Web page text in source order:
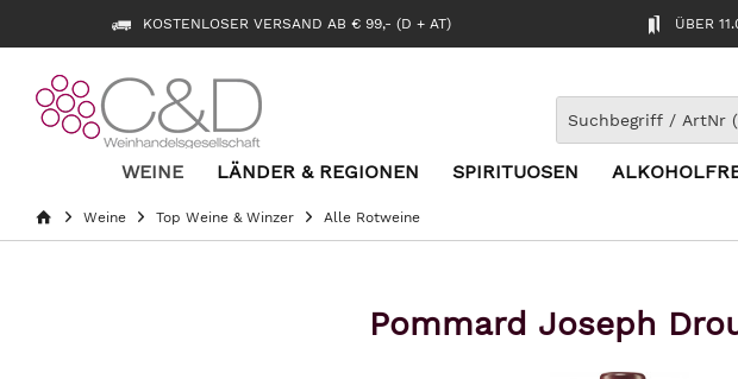
KOSTENLOSER VERSAND AB € 99,- (D + AT) ÜBER
WEINE LÄNDER & REGIONEN SPIRITUOSEN
Weine Top Weine & Winzer Alle Rotweine
Pommard Joseph